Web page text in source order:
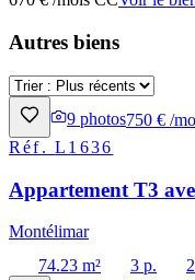
Autres biens
9 photos750 € /
Réf.L1636
Appartement T3
Montélimar
74.23 m²
3 p.